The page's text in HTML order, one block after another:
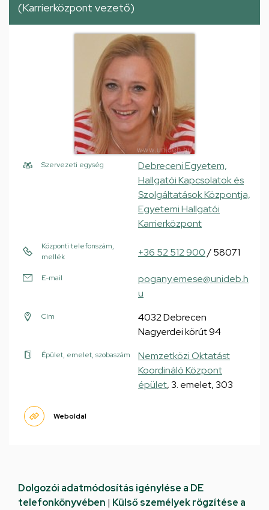
(Karrierközpont vezető)
Szervezeti egység
Debreceni Egyetem,
Hallgatói Kapcsolatok és
Szolgáltatások Központja,
Egyetemi Hallgatói
Karrierközpont
Központi telefonszám,
mellék
+36 52 512 900/ 58071
E-mail
pogany.emese@unideb.h
u
Cím
4032 Debrecen
Nagyerdei körút 94
Épület, emelet, szobaszám
Nemzetközi Oktatást
Koordináló Központ
épület, 3. emelet, 303
Weboldal
Dolgozói adatmódosítás igénylése a DE
telefonkönyvében | Külső személyek rögzítése a